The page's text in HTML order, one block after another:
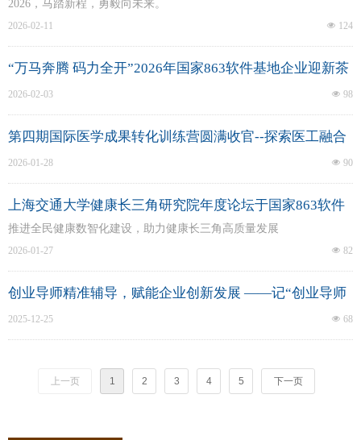
2026，马踏新程，勇毅向未来。
넶 124
2026-02-11
“万马奔腾 码力全开”2026年国家863软件基地企业迎新茶
话会圆满举办
넶 98
2026-02-03
第四期国际医学成果转化训练营圆满收官--探索医工融合
新路径，赋能医学成果转化
넶 90
2026-01-28
上海交通大学健康长三角研究院年度论坛于国家863软件
基地圆满落幕
推进全民健康数智化建设，助力健康长三角高质量发展
넶 82
2026-01-27
创业导师精准辅导，赋能企业创新发展 ——记“创业导师
面对面”活动圆满举行
넶 68
2025-12-25
上一页 1 2 3 4 5 下一页